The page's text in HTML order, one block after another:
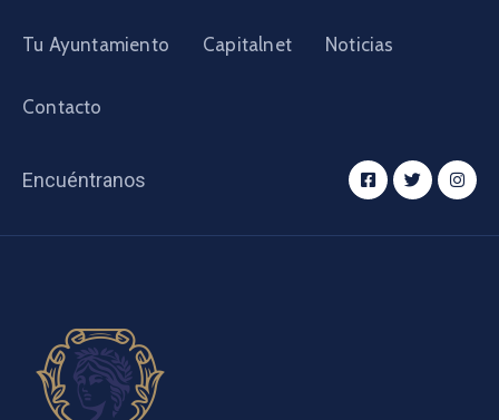
Tu Ayuntamiento Capitalnet Noticias
Contacto
Encuéntranos